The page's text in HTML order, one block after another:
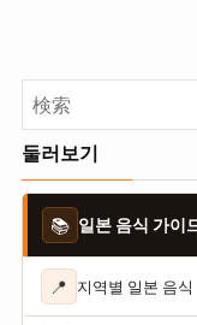
둘러보기
📚 일본 음식 가이
📍 지역별 일본 음식